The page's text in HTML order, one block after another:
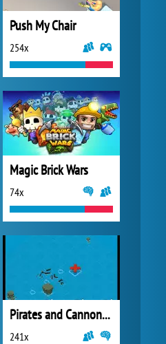
Push My Chair
254x
Magic Brick Wars
74x
Pirates and Cannons Multiplayer
241x